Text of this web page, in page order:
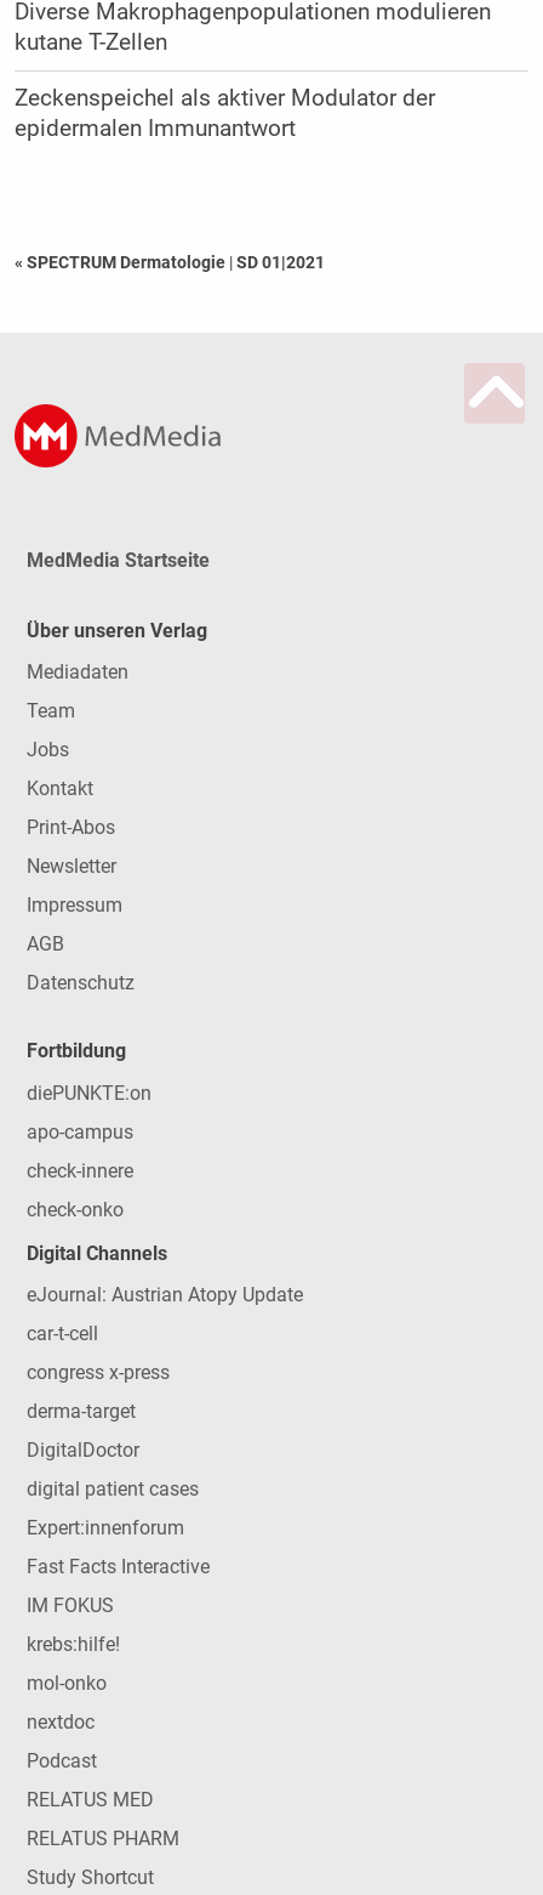
Diverse Makrophagenpopulationen modulieren
kutane T-Zellen
Zeckenspeichel als aktiver Modulator der
epidermalen Immunantwort
« SPECTRUM Dermatologie |SD 01|2021
MedMedia Startseite
Über unseren Verlag
Mediadaten
Team
Jobs
Kontakt
Print-Abos
Newsletter
Impressum
AGB
Datenschutz
Fortbildung
diePUNKTE:on
apo-campus
check-innere
check-onko
Digital Channels
eJournal: Austrian Atopy Update
car-t-cell
congress x-press
derma-target
DigitalDoctor
digital patient cases
Expert:innenforum
Fast Facts Interactive
IM FOKUS
krebs:hilfe!
mol-onko
nextdoc
Podcast
RELATUS MED
RELATUS PHARM
Study Shortcut